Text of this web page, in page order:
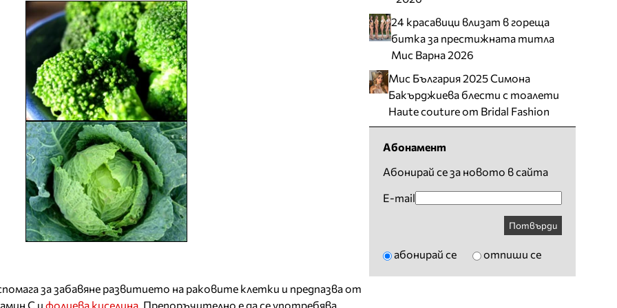
за забавяне развитието на раковите клетки и предпазва от
С и фолиева киселина. Препоръчително е да се употребява
24 красавици влизат в гореща
битка за престижната титла
Мис Варна 2026
Мис България 2025 Симона
Бакърджиева блести с тоалети
Haute couture от Bridal Fashion
Абонамент
Абонирай се за новото в сайта
E-mail
Потвърди
абонирай се отпиши се